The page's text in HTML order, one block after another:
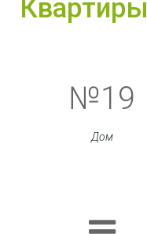
Квартиры
№19
Дом